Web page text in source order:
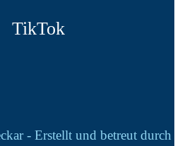
TikTok
- Erstellt und betreut durch